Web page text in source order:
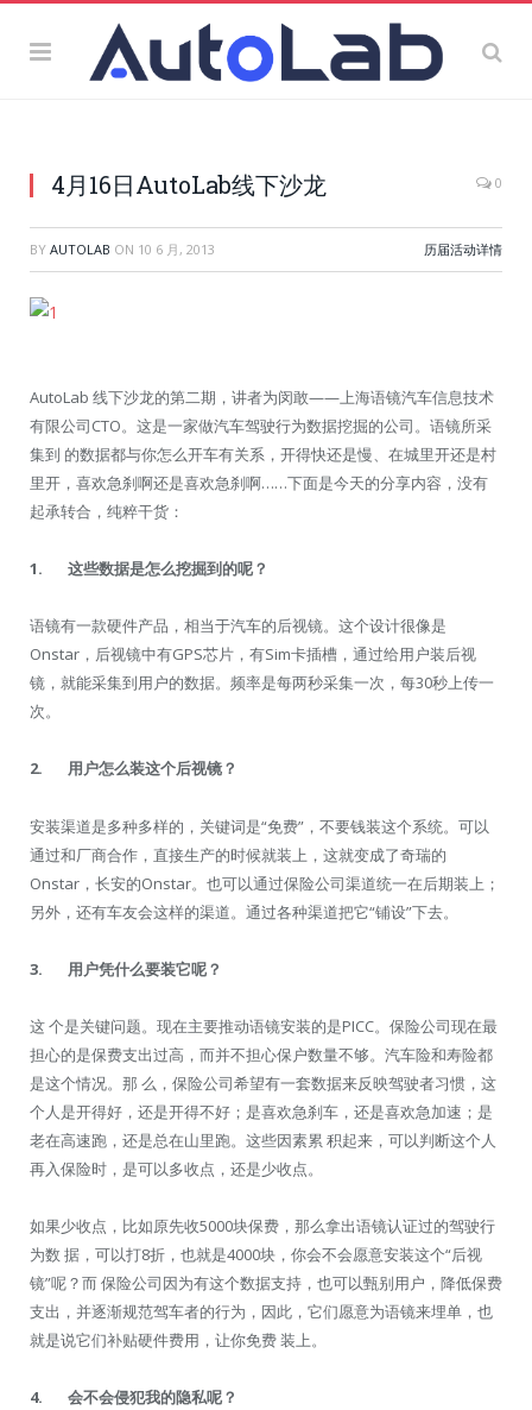
4月16日AutoLab线下沙龙 0
BY AUTOLAB ON 10 6 月, 2013 历届活动详情
AutoLab 线下沙龙的第二期，讲者为闵敢——上海语镜汽车信息技术
有限公司CTO。这是一家做汽车驾驶行为数据挖掘的公司。语镜所采
集到 的数据都与你怎么开车有关系，开得快还是慢、在城里开还是村
里开，喜欢急刹啊还是喜欢急刹啊……下面是今天的分享内容，没有
起承转合，纯粹干货：
1. 这些数据是怎么挖掘到的呢？
语镜有一款硬件产品，相当于汽车的后视镜。这个设计很像是
Onstar，后视镜中有GPS芯片，有Sim卡插槽，通过给用户装后视
镜，就能采集到用户的数据。频率是每两秒采集一次，每30秒上传一
次。
2. 用户怎么装这个后视镜？
安装渠道是多种多样的，关键词是“免费”，不要钱装这个系统。可以
通过和厂商合作，直接生产的时候就装上，这就变成了奇瑞的
Onstar，长安的Onstar。也可以通过保险公司渠道统一在后期装上；
另外，还有车友会这样的渠道。通过各种渠道把它“铺设”下去。
3. 用户凭什么要装它呢？
这 个是关键问题。现在主要推动语镜安装的是PICC。保险公司现在最
担心的是保费支出过高，而并不担心保户数量不够。汽车险和寿险都
是这个情况。那 么，保险公司希望有一套数据来反映驾驶者习惯，这
个人是开得好，还是开得不好；是喜欢急刹车，还是喜欢急加速；是
老在高速跑，还是总在山里跑。这些因素累 积起来，可以判断这个人
再入保险时，是可以多收点，还是少收点。
如果少收点，比如原先收5000块保费，那么拿出语镜认证过的驾驶行
为数 据，可以打8折，也就是4000块，你会不会愿意安装这个“后视
镜”呢？而 保险公司因为有这个数据支持，也可以甄别用户，降低保费
支出，并逐渐规范驾车者的行为，因此，它们愿意为语镜来埋单，也
就是说它们补贴硬件费用，让你免费 装上。
4. 会不会侵犯我的隐私呢？